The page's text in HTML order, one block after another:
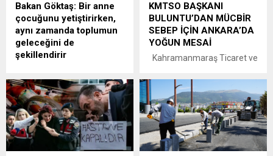
Bakan Göktaş: Bir anne
çocuğunu yetiştirirken,
aynı zamanda toplumun
geleceğini de
şekillendirir
düzenlediği 5. Geleneksel
Uluslararası Ninni
Festivali'ne katılan Aile ve
Sosyal Politikalar Bakanı
Mahinur Özdemir Göktaş,
Bir anne çocuğunu
KMTSO BAŞKANI
BULUNTU’DAN MÜCBİR
SEBEP İÇİN ANKARA’DA
YOĞUN MESAİ
Kahramanmaraş Ticaret ve
Yönetim Kurulu Başkanı
Mustafa Buluntu, deprem
bölgesinde iş dünyasının
karşı karşıya olduğu
zorlukları çözmek amacıyla
Ankara’da önemli